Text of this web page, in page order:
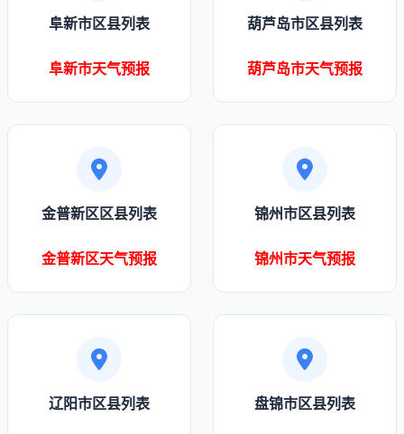
阜新市区县列表
阜新市天气预报
葫芦岛市区县列表
葫芦岛市天气预报
金普新区区县列表
金普新区天气预报
锦州市区县列表
锦州市天气预报
辽阳市区县列表 盘锦市区县列表